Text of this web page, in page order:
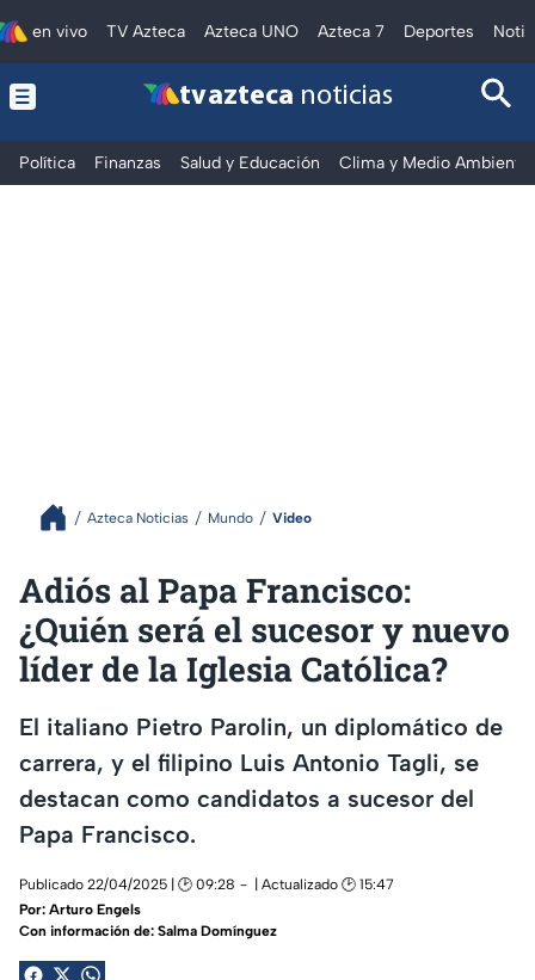
en vivo TV Azteca Azteca UNO Azteca 7 Deportes
tv azteca noticias
Política Finanzas Salud y Educación Clima y Medio Ambiente
Azteca Noticias Mundo Video
Adiós al Papa Francisco:
¿Quién será el sucesor y nuevo
líder de la Iglesia Católica?
El italiano Pietro Parolin, un diplomático de
carrera, y el filipino Luis Antonio Tagli, se
destacan como candidatos a sucesor del
Papa Francisco.
Publicado 22/04/2025 | 🕑 09:28
| Actualizado 🕑 15:47
Por: Arturo Engels
Con información de: Salma Domínguez